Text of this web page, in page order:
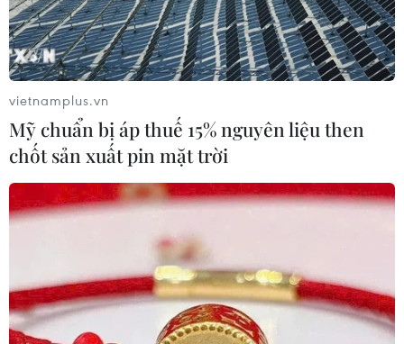
Ninh.
vietnamplus.vn
Mỹ chuẩn bị áp thuế 15% nguyên liệu then
chốt sản xuất pin mặt trời